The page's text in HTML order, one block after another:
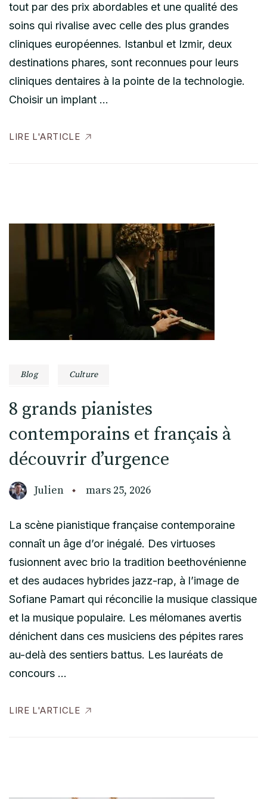
tout par des prix abordables et une qualité des
soins qui rivalise avec celle des plus grandes
cliniques européennes. Istanbul et Izmir, deux
destinations phares, sont reconnues pour leurs
cliniques dentaires à la pointe de la technologie.
Choisir un implant …
LIRE L'ARTICLE
Blog Culture
8 grands pianistes
contemporains et français à
découvrir d’urgence
Julien mars 25, 2026
La scène pianistique française contemporaine
connaît un âge d’or inégalé. Des virtuoses
fusionnent avec brio la tradition beethovénienne
et des audaces hybrides jazz-rap, à l’image de
Sofiane Pamart qui réconcilie la musique classique
et la musique populaire. Les mélomanes avertis
dénichent dans ces musiciens des pépites rares
au-delà des sentiers battus. Les lauréats de
concours …
LIRE L'ARTICLE